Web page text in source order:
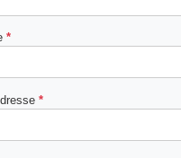
*(Pflichtfeld)
*(Pflichtfeld)